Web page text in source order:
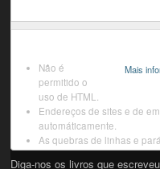
Mais
Não é
permitido o
uso de HTML.
Endereços de sites e de
automáticamente.
As quebras de linhas e
Diga-nos os livros que